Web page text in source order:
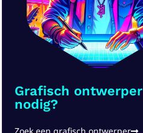
Grafisch ontwerper
nodig?